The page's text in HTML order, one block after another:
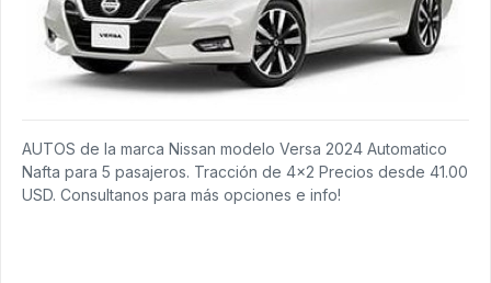
AUTOS de la marca Nissan modelo Versa 2024 Automatico
Nafta para 5 pasajeros. Tracción de 4x2 Precios desde 41.00
USD. Consultanos para más opciones e info!